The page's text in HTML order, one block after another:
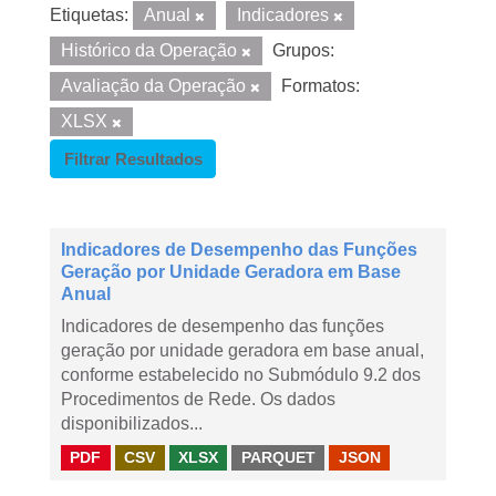
Etiquetas: Anual
Indicadores
Histórico da Operação
Grupos:
Avaliação da Operação
Formatos:
XLSX
Filtrar Resultados
Indicadores de Desempenho das Funções
Geração por Unidade Geradora em Base
Anual
Indicadores de desempenho das funções
geração por unidade geradora em base anual,
conforme estabelecido no Submódulo 9.2 dos
Procedimentos de Rede. Os dados
disponibilizados...
PDF CSV XLSX PARQUET JSON